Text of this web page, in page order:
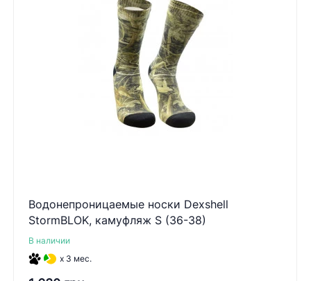
Водонепроницаемые носки Dexshell
StormBLOK, камуфляж S (36-38)
В наличии
x 3 мес.